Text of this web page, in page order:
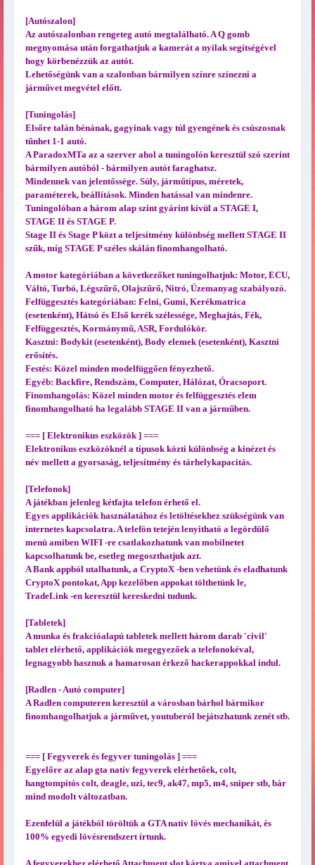
[Autószalon]
Az autószalonban rengeteg autó megtalálható. A Q gomb
megnyomása után forgathatjuk a kamerát a nyilak segítségével
hogy körbenézzük az autót.
Lehetőségünk van a szalonban bármilyen színre színezni a
járművet megvétel előtt.
[Tuningolás]
Elsőre talán bénának, gagyinak vagy túl gyengének és csúszosnak
tűnhet 1-1 autó.
A ParadoxMTa az a szerver ahol a tuningolón keresztül szó szerint
bármilyen autóból - bármilyen autót faraghatsz.
Mindennek van jelentőssége. Súly, járműtípus, méretek,
paraméterek, beállítások. Minden hatással van mindenre.
Tuningolóban a három alap szint gyárint kívül a STAGE I,
STAGE II és STAGE P.
Stage II és Stage P közt a teljesítmény különbség mellett STAGE II
szűk, míg STAGE P széles skálán finomhangolható.
A motor kategóriában a következőket tuningolhatjuk: Motor, ECU,
Váltó, Turbó, Légszűrő, Olajszűrő, Nitró, Üzemanyag szabályozó.
Felfüggesztés kategóriában: Felni, Gumi, Kerékmatrica
(esetenként), Hátsó és Első kerék szélessége, Meghajtás, Fék,
Felfüggesztés, Kormánymű, ASR, Fordulókör.
Kasztni: Bodykit (esetenként), Body elemek (esetenként), Kasztni
erősítés.
Festés: Közel minden modelfüggően fényezhető.
Egyéb: Backfire, Rendszám, Computer, Hálózat, Óracsoport.
Finomhangolás: Közel minden motor és felfüggesztés elem
finomhangolható ha legalább STAGE II van a járműben.
=== [ Elektronikus eszközök ] ===
Elektronikus eszközöknél a típusok közti különbség a kinézet és
név mellett a gyorsaság, teljesítmény és tárhelykapacitás.
[Telefonok]
A játékban jelenleg kétfajta telefon érhető el.
Egyes applikációk használatához és letöltésekhez szükségünk van
internetes kapcsolatra. A telefön tetején lenyitható a legördülő
menü amiben WIFI -re csatlakozhatunk van mobilnetet
kapcsolhatunk be, esetleg megoszthatjuk azt.
A Bank appból utalhatunk, a CryptoX -ben vehetünk és eladhatunk
CryptoX pontokat, App kezelőben appokat tölthetünk le,
TradeLink -en keresztül kereskedni tudunk.
[Tabletek]
A munka és frakcióalapú tabletek mellett három darab 'civil'
tablet elérhető, applikációk megegyezőek a telefonokéval,
legnagyobb hasznuk a hamarosan érkező hackerappokkal indul.
[Radlen - Autó computer]
A Radlen computeren keresztül a városban bárhol bármikor
finomhangolhatjuk a járművet, youtuberól bejátszhatunk zenét stb.
=== [ Fegyverek és fegyver tuningolás ] ===
Egyelőre az alap gta natív fegyverek elérhetőek, colt,
hangtompítós colt, deagle, uzi, tec9, ak47, mp5, m4, sniper stb, bár
mind modolt változatban.
Ezenfelül a játékból töröltük a GTA natív lövés mechanikát, és
100% egyedi lövésrendszert írtunk.